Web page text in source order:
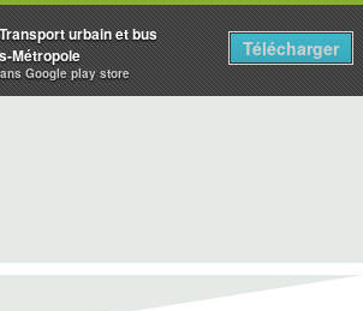
urbain et bus
Métropole
Google play store
Télécharger